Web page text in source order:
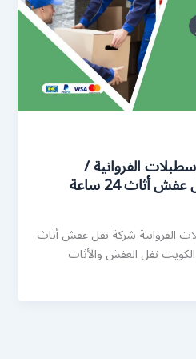
الفروانية /
الفروانية شركة نقل عفش أثاث
نقل العفش والأثاث